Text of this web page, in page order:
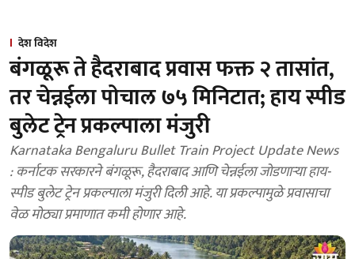
देश विदेश
बंगळूरू ते हैदराबाद प्रवास फक्त २ तासांत,
तर चेन्नईला पोचाल ७५ मिनिटात; हाय स्पीड
बुलेट ट्रेन प्रकल्पाला मंजुरी
Karnataka Bengaluru Bullet Train Project Update News
: कर्नाटक सरकारने बंगळूरू, हैदराबाद आणि चेन्नईला जोडणाऱ्या हाय-
स्पीड बुलेट ट्रेन प्रकल्पाला मंजुरी दिली आहे. या प्रकल्पामुळे प्रवासाचा
वेळ मोठ्या प्रमाणात कमी होणार आहे.